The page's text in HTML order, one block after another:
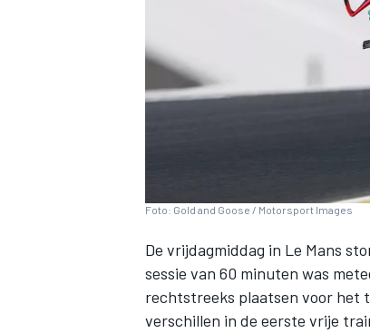
WEC DTM
Foto: Gold and Goose / Motorsport Images
De vrijdagmiddag in Le Mans
sessie van 60 minuten was
rechtstreeks plaatsen voor het
verschillen in de eerste vrije